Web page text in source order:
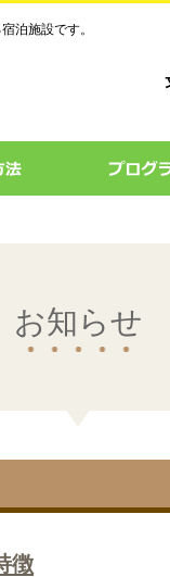
泊施設です。
お知らせ
徴